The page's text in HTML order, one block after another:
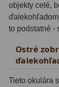
Fotografické
Statívy a
Tubusové
Motorové
objekty celé,
to podstatné -
Ostré
Tieto okulára